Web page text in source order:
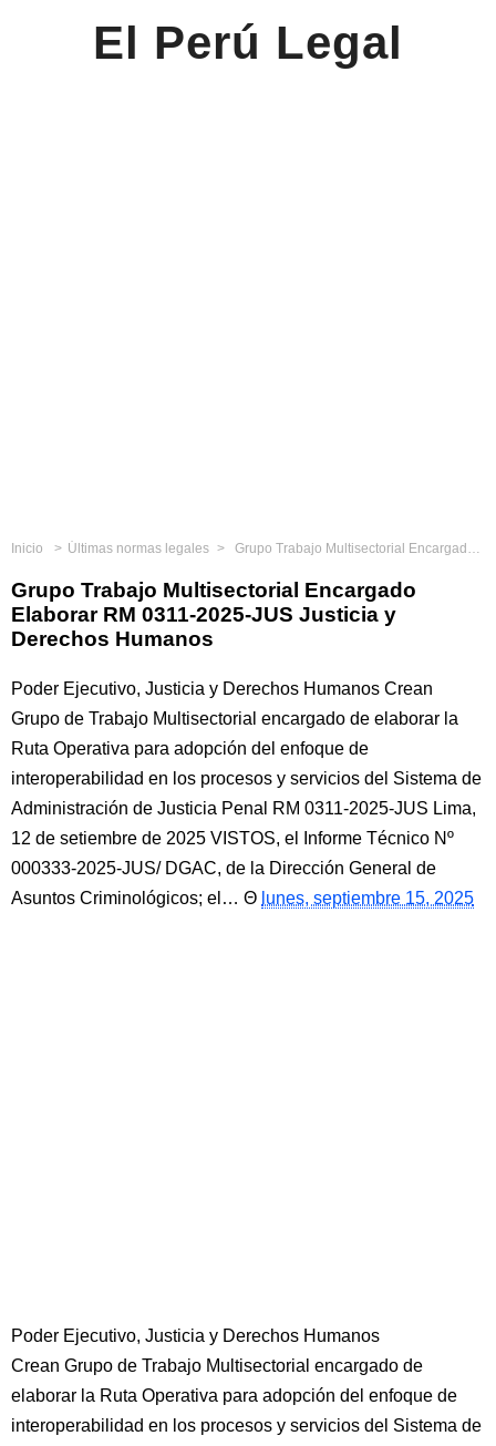
El Perú Legal
Inicio Últimas normas legales Grupo Trabajo Multisectorial Encargado Elaborar RM 0311-2025-JUS Justicia y Derechos Humanos
Grupo Trabajo Multisectorial Encargado
Elaborar RM 0311-2025-JUS Justicia y
Derechos Humanos
Poder Ejecutivo, Justicia y Derechos Humanos Crean
Grupo de Trabajo Multisectorial encargado de elaborar la
Ruta Operativa para adopción del enfoque de
interoperabilidad en los procesos y servicios del Sistema de
Administración de Justicia Penal RM 0311-2025-JUS Lima,
12 de setiembre de 2025 VISTOS, el Informe Técnico Nº
000333-2025-JUS/ DGAC, de la Dirección General de
Asuntos Criminológicos; el…
lunes, septiembre 15, 2025
Poder Ejecutivo, Justicia y Derechos Humanos
Crean Grupo de Trabajo Multisectorial encargado de
elaborar la Ruta Operativa para adopción del enfoque de
interoperabilidad en los procesos y servicios del Sistema de